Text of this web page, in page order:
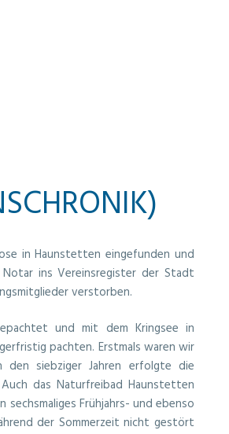
in Haunstetten eingefunden und
ins Vereinsregister der Stadt
verstorben.
und mit dem Kringsee in
pachten. Erstmals waren wir
den siebziger Jahren erfolgte die
das Naturfreibad Haunstetten
Frühjahrs- und ebenso
der Sommerzeit nicht gestört